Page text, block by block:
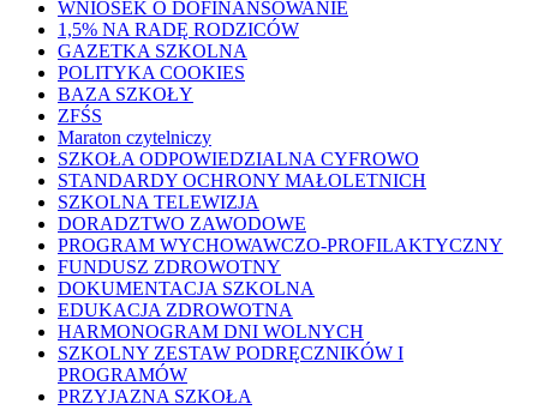
WNIOSEK O DOFINANSOWANIE
1,5% NA RADĘ RODZICÓW
GAZETKA SZKOLNA
POLITYKA COOKIES
BAZA SZKOŁY
ZFŚS
Maraton czytelniczy
SZKOŁA ODPOWIEDZIALNA CYFROWO
STANDARDY OCHRONY MAŁOLETNICH
SZKOLNA TELEWIZJA
DORADZTWO ZAWODOWE
PROGRAM WYCHOWAWCZO-PROFILAKTYCZNY
FUNDUSZ ZDROWOTNY
DOKUMENTACJA SZKOLNA
EDUKACJA ZDROWOTNA
HARMONOGRAM DNI WOLNYCH
SZKOLNY ZESTAW PODRĘCZNIKÓW I
PROGRAMÓW
PRZYJAZNA SZKOŁA